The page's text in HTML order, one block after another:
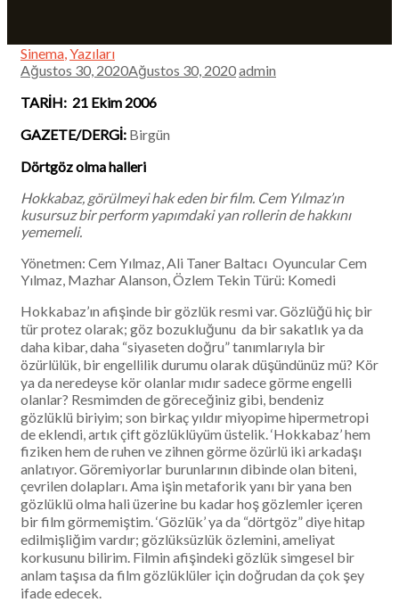
Sinema Yazıları
Ağustos 30, 2020Ağustos 30, 2020admin
TARİH: 21 Ekim 2006
GAZETE/DERGİ: Birgün
Dörtgöz olma halleri
Hokkabaz, görülmeyi hak eden bir film. Cem Yılmaz’ın
kusursuz bir perform yapımdaki yan rollerin de hakkını
yememeli.
Yönetmen: Cem Yılmaz, Ali Taner Baltacı Oyuncular Cem
Yılmaz, Mazhar Alanson, Özlem Tekin Türü: Komedi
Hokkabaz’ın afişinde bir gözlük resmi var. Gözlüğü hiç bir
tür protez olarak; göz bozukluğunu da bir sakatlık ya da
daha kibar, daha “siyaseten doğru” tanımlarıyla bir
özürlülük, bir engellilik durumu olarak düşündünüz mü? Kör
ya da neredeyse kör olanlar mıdır sadece görme engelli
olanlar? Resmimden de göreceğiniz gibi, bendeniz
gözlüklü biriyim; son birkaç yıldır miyopime hipermetropi
de eklendi, artık çift gözlüklüyüm üstelik. ‘Hokkabaz’ hem
fiziken hem de ruhen ve zihnen görme özürlü iki arkadaşı
anlatıyor. Göremiyorlar burunlarının dibinde olan biteni,
çevrilen dolapları. Ama işin metaforik yanı bir yana ben
gözlüklü olma hali üzerine bu kadar hoş gözlemler içeren
bir film görmemiştim. ‘Gözlük’ ya da “dörtgöz” diye hitap
edilmişliğim vardır; gözlüksüzlük özlemini, ameliyat
korkusunu bilirim. Filmin afişindeki gözlük simgesel bir
anlam taşısa da film gözlüklüler için doğrudan da çok şey
ifade edecek.